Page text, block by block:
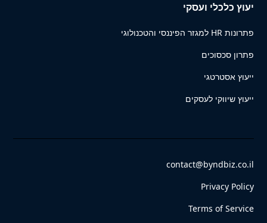
יעוץ כלכלי ועסקי
פתרונות HR למגזר הפיננסי והטכנולוגי
פתרון סכסוכים
ייעוץ אסטרטגי
ייעוץ שיווקי לעסקים
contact@byndbiz.co.il
Privacy Policy
Terms of Service